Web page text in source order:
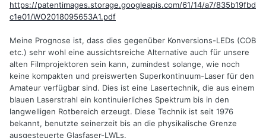
https://patentimages.storage.googleapis.com/61/14/a7/835b19fbd
c1e01/WO2018095653A1.pdf
Meine Prognose ist, dass dies gegenüber Konversions-LEDs (COB
etc.) sehr wohl eine aussichtsreiche Alternative auch für unsere
alten Filmprojektoren sein kann, zumindest solange, wie noch
keine kompakten und preiswerten Superkontinuum-Laser für den
Amateur verfügbar sind. Dies ist eine Lasertechnik, die aus einem
blauen Laserstrahl ein kontinuierliches Spektrum bis in den
langwelligen Rotbereich erzeugt. Diese Technik ist seit 1976
bekannt, benutzte seinerzeit bis an die physikalische Grenze
ausgesteuerte Glasfaser-LWLs.